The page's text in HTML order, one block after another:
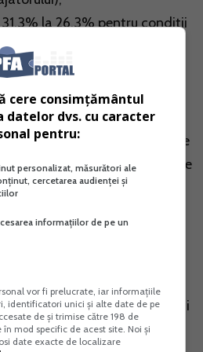
la 26,3% pentru conditii
in loc de 10,5% pentru
18,8 in loc de 20,8% pentru
conditii speciale de
de munca (7,5% in loc de
individuala si 23,8% in loc de
angajatorului).
contributiei de asigurari
antreneaza o crestere a
traduce la nivel
puterii de cumparare si
datorita cresterii puterii de
cere consimțământul
dvs. cu caracter
pentru:
personalizat, măsurători ale
cercetarea audienței și
informațiilor de pe un
vor fi prelucrate, iar informațiile
identificatori unici și alte date de pe
de și trimise către 198 de
mod specific de acest site. Noi și
date exacte de localizare